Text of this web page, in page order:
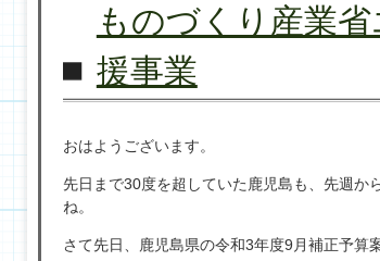
ものづくり産業
援事業
おはようございます。
先日まで30度を超していた鹿児島も、先週か
ね。
さて先日、鹿児島県の令和3年度9月補正予算